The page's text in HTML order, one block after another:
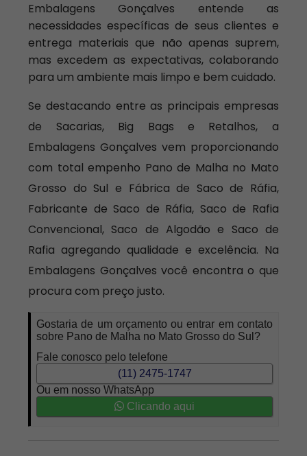
Embalagens Gonçalves entende as
necessidades específicas de seus clientes e
entrega materiais que não apenas suprem,
mas excedem as expectativas, colaborando
para um ambiente mais limpo e bem cuidado.
Se destacando entre as principais empresas
de Sacarias, Big Bags e Retalhos, a
Embalagens Gonçalves vem proporcionando
com total empenho Pano de Malha no Mato
Grosso do Sul e Fábrica de Saco de Ráfia,
Fabricante de Saco de Ráfia, Saco de Rafia
Convencional, Saco de Algodão e Saco de
Rafia agregando qualidade e excelência. Na
Embalagens Gonçalves você encontra o que
procura com preço justo.
Gostaria de um orçamento ou entrar em contato
sobre Pano de Malha no Mato Grosso do Sul?
Fale conosco pelo telefone
(11) 2475-1747
Ou em nosso WhatsApp
Clicando aqui